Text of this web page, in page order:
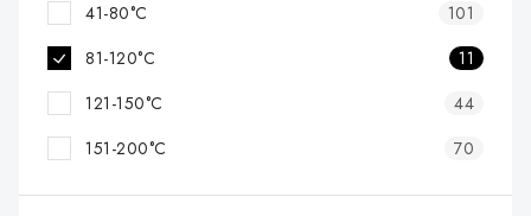
41-80°C
101
81-120°C
11
121-150°C
44
151-200°C
70